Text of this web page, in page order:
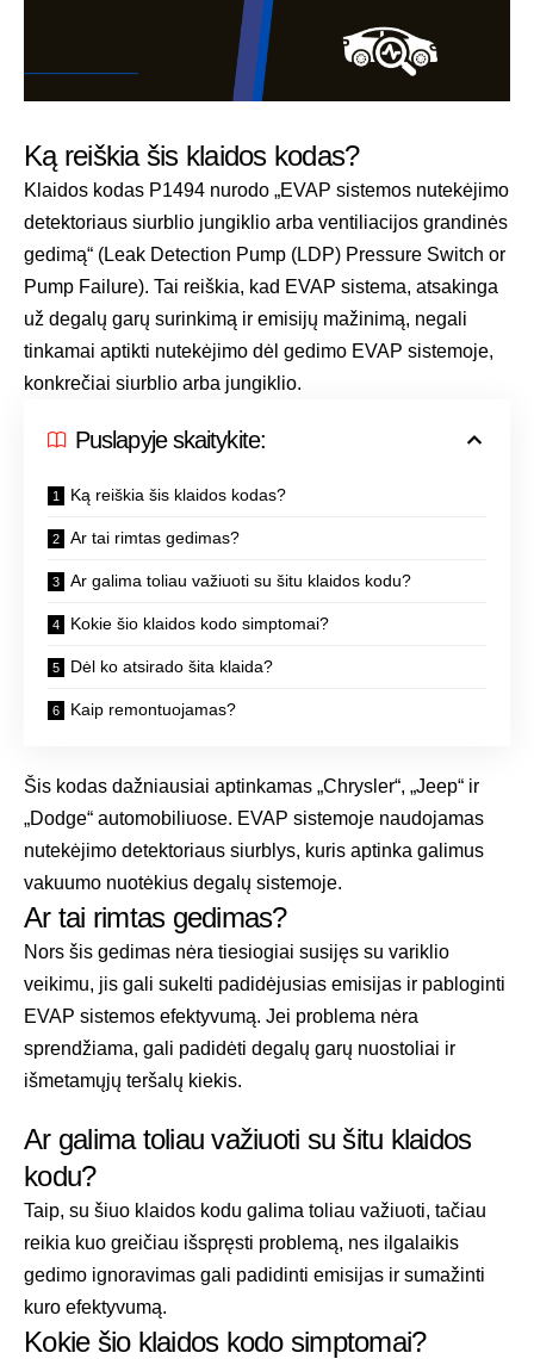
Ką reiškia šis klaidos kodas?
Klaidos kodas P1494 nurodo „EVAP sistemos nutekėjimo
detektoriaus siurblio jungiklio arba ventiliacijos grandinės
gedimą“ (Leak Detection Pump (LDP) Pressure Switch or
Pump Failure). Tai reiškia, kad EVAP sistema, atsakinga
už degalų garų surinkimą ir emisijų mažinimą, negali
tinkamai aptikti nutekėjimo dėl gedimo EVAP sistemoje,
konkrečiai siurblio arba jungiklio.
Puslapyje skaitykite:
Ką reiškia šis klaidos kodas?
Ar tai rimtas gedimas?
Ar galima toliau važiuoti su šitu klaidos kodu?
Kokie šio klaidos kodo simptomai?
Dėl ko atsirado šita klaida?
Kaip remontuojamas?
Šis kodas dažniausiai aptinkamas „Chrysler“, „Jeep“ ir
„Dodge“ automobiliuose. EVAP sistemoje naudojamas
nutekėjimo detektoriaus siurblys, kuris aptinka galimus
vakuumo nuotėkius degalų sistemoje.
Ar tai rimtas gedimas?
Nors šis gedimas nėra tiesiogiai susijęs su variklio
veikimu, jis gali sukelti padidėjusias emisijas ir pabloginti
EVAP sistemos efektyvumą. Jei problema nėra
sprendžiama, gali padidėti degalų garų nuostoliai ir
išmetamųjų teršalų kiekis.
Ar galima toliau važiuoti su šitu klaidos
kodu?
Taip, su šiuo klaidos kodu galima toliau važiuoti, tačiau
reikia kuo greičiau išspręsti problemą, nes ilgalaikis
gedimo ignoravimas gali padidinti emisijas ir sumažinti
kuro efektyvumą.
Kokie šio klaidos kodo simptomai?